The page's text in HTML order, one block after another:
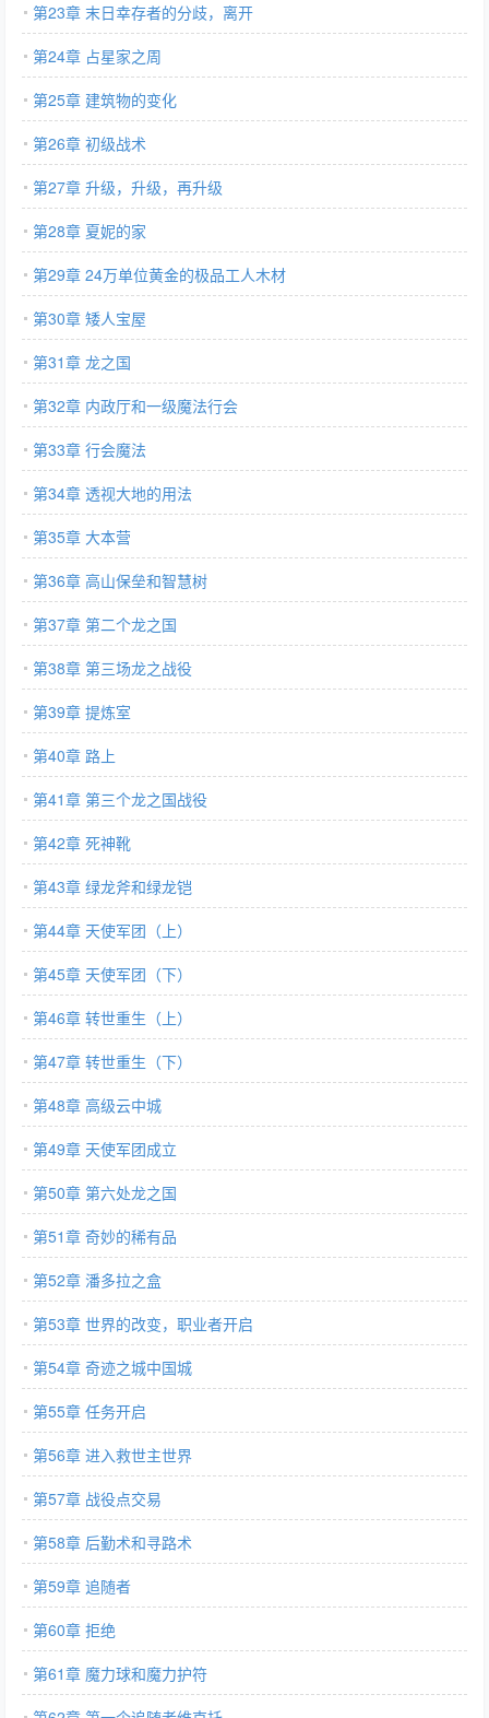
第23章 末日幸存者的分歧，离开
第24章 占星家之周
第25章 建筑物的变化
第26章 初级战术
第27章 升级，升级，再升级
第28章 夏妮的家
第29章 24万单位黄金的极品工人木材
第30章 矮人宝屋
第31章 龙之国
第32章 内政厅和一级魔法行会
第33章 行会魔法
第34章 透视大地的用法
第35章 大本营
第36章 高山保垒和智慧树
第37章 第二个龙之国
第38章 第三场龙之战役
第39章 提炼室
第40章 路上
第41章 第三个龙之国战役
第42章 死神靴
第43章 绿龙斧和绿龙铠
第44章 天使军团（上）
第45章 天使军团（下）
第46章 转世重生（上）
第47章 转世重生（下）
第48章 高级云中城
第49章 天使军团成立
第50章 第六处龙之国
第51章 奇妙的稀有品
第52章 潘多拉之盒
第53章 世界的改变，职业者开启
第54章 奇迹之城中国城
第55章 任务开启
第56章 进入救世主世界
第57章 战役点交易
第58章 后勤术和寻路术
第59章 追随者
第60章 拒绝
第61章 魔力球和魔力护符